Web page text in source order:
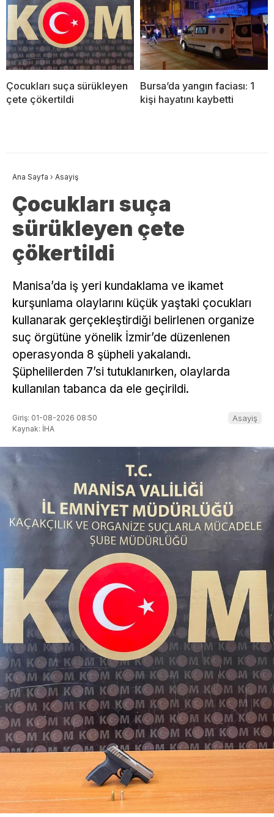
Çocukları suça sürükleyen
çete çökertildi
Bursa’da yangın faciası: 1
kişi hayatını kaybetti
Ana Sayfa › Asayiş
Çocukları suça
sürükleyen çete
çökertildi
Manisa’da iş yeri kundaklama ve ikamet
kurşunlama olaylarını küçük yaştaki çocukları
kullanarak gerçekleştirdiği belirlenen organize
suç örgütüne yönelik İzmir’de düzenlenen
operasyonda 8 şüpheli yakalandı.
Şüphelilerden 7’si tutuklanırken, olaylarda
kullanılan tabanca da ele geçirildi.
Giriş: 01-08-2026 08:50
Kaynak: İHA
Asayiş